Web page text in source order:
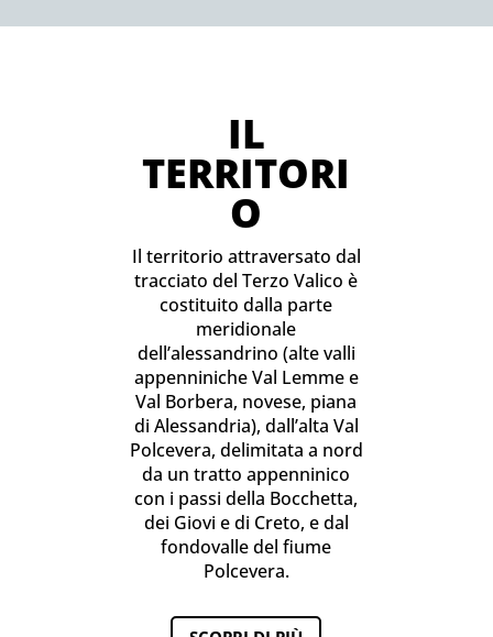
IL
TERRITORI
O
Il territorio attraversato dal
tracciato del Terzo Valico è
costituito dalla parte
meridionale
dell’alessandrino (alte valli
appenniniche Val Lemme e
Val Borbera, novese, piana
di Alessandria), dall’alta Val
Polcevera, delimitata a nord
da un tratto appenninico
con i passi della Bocchetta,
dei Giovi e di Creto, e dal
fondovalle del fiume
Polcevera.